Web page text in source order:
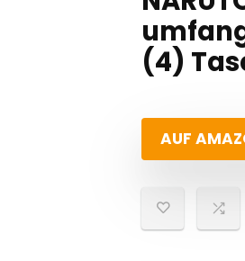
(4)
AUF